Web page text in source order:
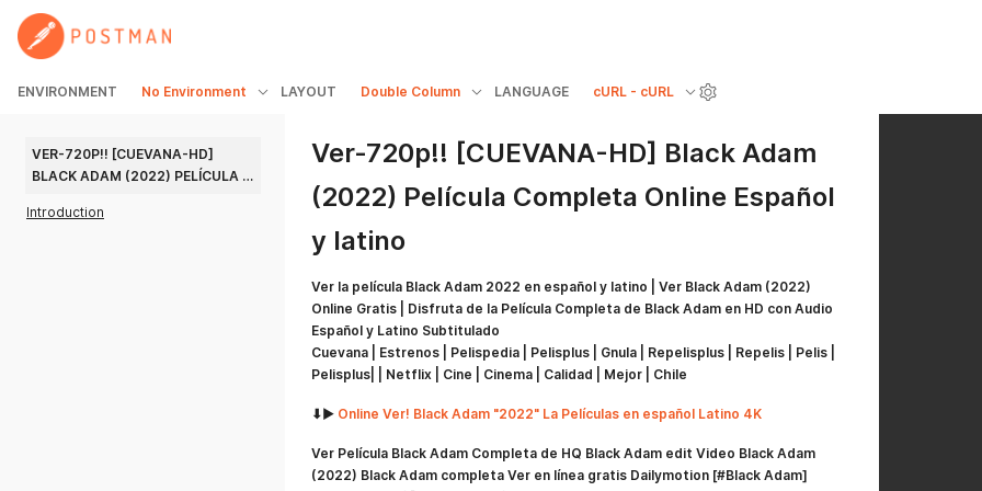
ENVIRONMENT No Environment LAYOUT Double Column LANGUAGE cURL - cURL
VER-720P!! [CUEVANA-HD]
BLACK ADAM (2022) PELÍCULA
LATINO
Introduction
Ver-720p!! [CUEVANA-HD] Black Adam
(2022) Película Completa Online Español
y latino
Ver la película Black Adam 2022 en español y latino | Ver Black Adam (2022)
Online Gratis | Disfruta de la Película Completa de Black Adam en HD con Audio
Español y Latino Subtitulado
Cuevana | Estrenos | Pelispedia | Pelisplus | Gnula | Repelisplus | Repelis | Pelis |
Pelisplus| | Netflix | Cine | Cinema | Calidad | Mejor | Chile
⬇▶️ Online Ver! Black Adam "2022" La Películas en español Latino 4K
Ver Película Black Adam Completa de HQ Black Adam edit Video Black Adam
(2022) Black Adam completa Ver en línea gratis Dailymotion [#Black Adam]